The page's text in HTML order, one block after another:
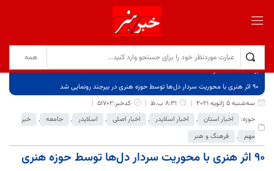
برگ نخست
نوشته‌ها
۹۰ اثر هنری با محوریت سردار دل‌ها توسط حوزه هنری در بیرجند رونمایی شد
سه‌شنبه 5 ژانویه 2021
8:31 ب.ظ
کدخبر:51702
حوزه:
اخبار استان , اخبار اسلایدر , اخبار اصلی , اسلایدر , جامعه ,
خبر
مهم , فرهنگ و هنر
۹۰ اثر هنری با محوریت سردار دل‌ها توسط حوزه هنری